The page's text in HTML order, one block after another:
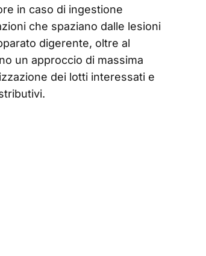
in caso di ingestione
che spaziano dalle lesioni
digerente, oltre al
un approccio di massima
dei lotti interessati e